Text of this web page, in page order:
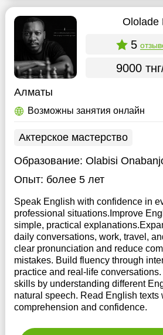
Ololade
5
9000
Алматы
Возможны занятия онлайн
Актерское мастерство
Образование: Olabisi
Опыт: более 5 лет
Speak English with confidence in
professional situations.Improve
simple, practical
daily conversations, work, travel,
clear pronunciation and reduce
mistakes. Build fluency through
practice and real-life
skills by understanding different
natural speech. Read English texts
comprehension and confidence.